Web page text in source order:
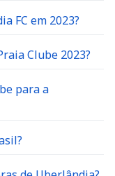
FC em 2023?
Clube 2023?
para a